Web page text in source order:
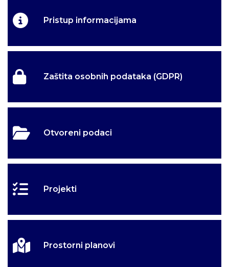
Pristup informacijama
Zaštita osobnih podataka (GDPR)
Otvoreni podaci
Projekti
Prostorni planovi